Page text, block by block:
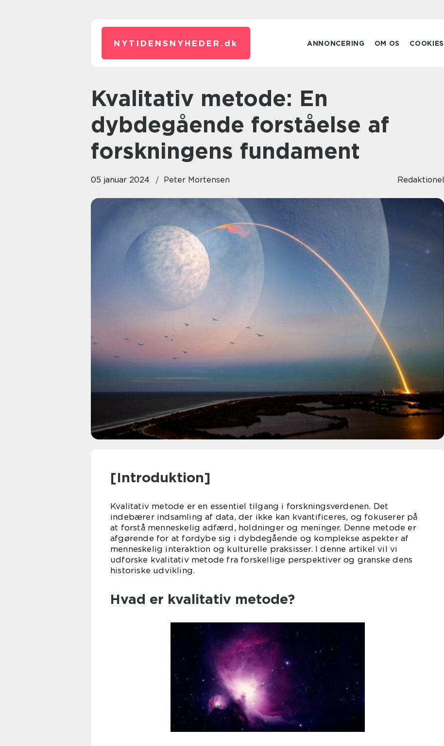
NYTIDENSNYHEDER. dk ANNONCERING OM OS COOKIES
Kvalitativ metode: En
dybdegående forståelse af
forskningens fundament
05 januar 2024 Peter Mortensen Redaktionel
[Introduktion]
Kvalitativ metode er en essentiel tilgang i forskningsverdenen. Det
indebærer indsamling af data, der ikke kan kvantificeres, og fokuserer på
at forstå menneskelig adfærd, holdninger og meninger. Denne metode er
afgørende for at fordybe sig i dybdegående og komplekse aspekter af
menneskelig interaktion og kulturelle praksisser. I denne artikel vil vi
udforske kvalitativ metode fra forskellige perspektiver og granske dens
historiske udvikling.
Hvad er kvalitativ metode?